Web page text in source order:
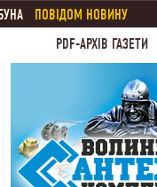
ПОВІДОМ НОВИНУ
PDF-АРХІВ ГАЗЕТИ